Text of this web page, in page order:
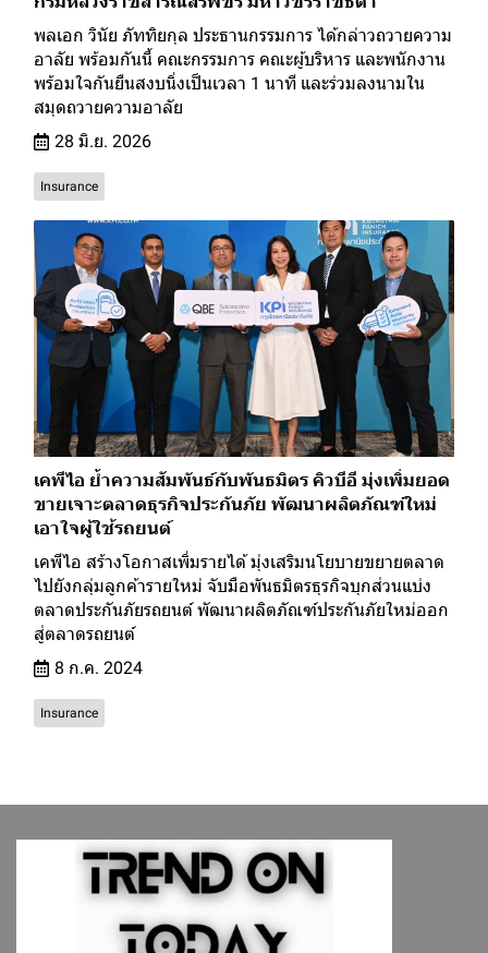
พลเอก วินัย ภัททิยกุล ประธานกรรมการ ได้กล่าวถวายความ
อาลัย พร้อมกันนี้ คณะกรรมการ คณะผู้บริหาร และพนักงาน
พร้อมใจกันยืนสงบนิ่งเป็นเวลา 1 นาที และร่วมลงนามใน
สมุดถวายความอาลัย
28 มิ.ย. 2026
Insurance
เคพีไอ ย้ำความสัมพันธ์กับพันธมิตร คิวบีอี มุ่งเพิ่มยอด
ขายเจาะตลาดธุรกิจประกันภัย พัฒนาผลิตภัณฑ์ใหม่
เอาใจผู้ใช้รถยนต์
เคพีไอ สร้างโอกาสเพิ่มรายได้ มุ่งเสริมนโยบายขยายตลาด
ไปยังกลุ่มลูกค้ารายใหม่ จับมือพันธมิตรธุรกิจบุกส่วนแบ่ง
ตลาดประกันภัยรถยนต์ พัฒนาผลิตภัณฑ์ประกันภัยใหม่ออก
สู่ตลาดรถยนต์
8 ก.ค. 2024
Insurance